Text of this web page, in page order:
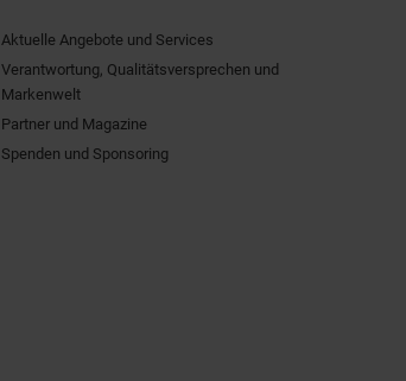
Aktuelle Angebote und Services
Verantwortung, Qualitätsversprechen und
Markenwelt
Partner und Magazine
Spenden und Sponsoring